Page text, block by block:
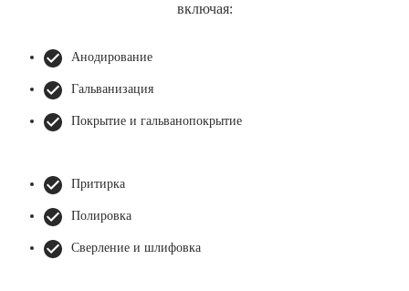
включая:
Анодирование
Гальванизация
Покрытие и гальванопокрытие
Притирка
Полировка
Сверление и шлифовка